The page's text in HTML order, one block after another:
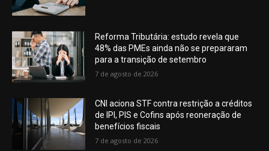
Reforma Tributária: estudo revela que
48% das PMEs ainda não se prepararam
para a transição de setembro
7 de agosto de 2026
CNI aciona STF contra restrição a créditos
de IPI, PIS e Cofins após reoneração de
benefícios fiscais
7 de agosto de 2026